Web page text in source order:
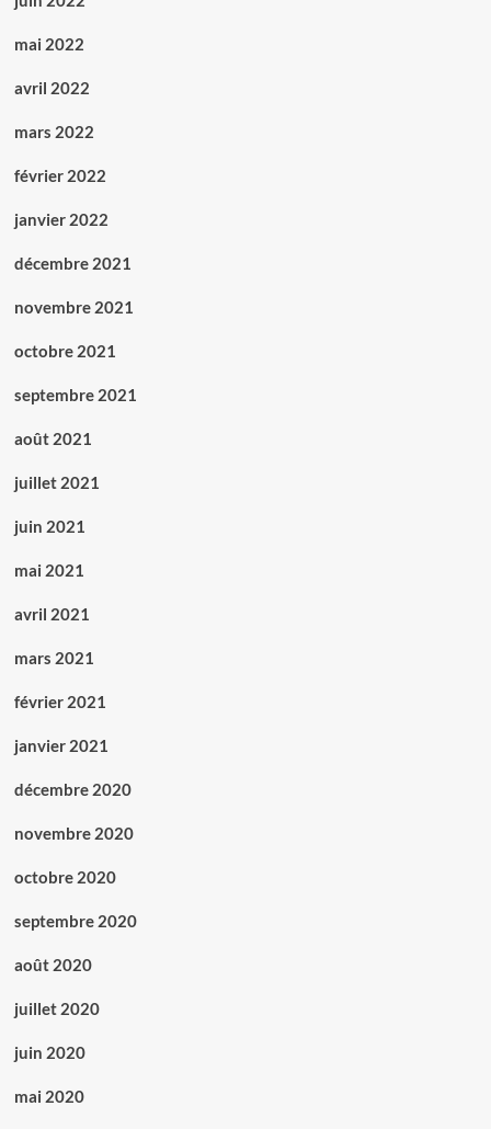
mai 2022
avril 2022
mars 2022
février 2022
janvier 2022
décembre 2021
novembre 2021
octobre 2021
septembre 2021
août 2021
juillet 2021
juin 2021
mai 2021
avril 2021
mars 2021
février 2021
janvier 2021
décembre 2020
novembre 2020
octobre 2020
septembre 2020
août 2020
juillet 2020
juin 2020
mai 2020